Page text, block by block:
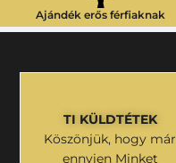
Ajándék erős férfiaknak
TI KÜLDTÉTEK
Köszönjük, hogy már
ennyien Minket